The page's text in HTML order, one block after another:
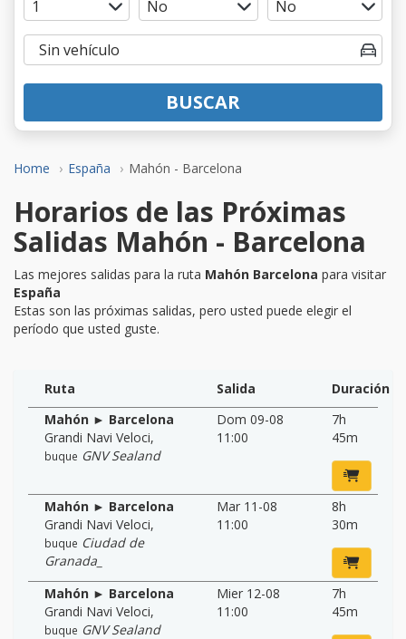
Home España Mahón - Barcelona
BUSCAR
Horarios de las Próximas
Salidas Mahón - Barcelona
Las mejores salidas para la ruta Mahón Barcelona para visitar
España
Estas son las próximas salidas, pero usted puede elegir el
período que usted guste.
Ruta Salida
Duración
Mahón ► Barcelona
Grandi Navi Veloci,
buque GNV Sealand
Dom 09-08
11:00
7h
45m
Mahón ► Barcelona
Grandi Navi Veloci,
buque Ciudad de
Granada_
Mar 11-08
11:00
8h
30m
Mahón ► Barcelona
Grandi Navi Veloci,
buque GNV Sealand
Mier 12-08
11:00
7h
45m